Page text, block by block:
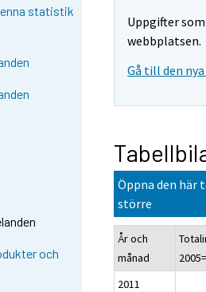
statistik
och
Uppgifter
webbplatsen.
Gå till den
Öppna den här
större
År och
månad
2011